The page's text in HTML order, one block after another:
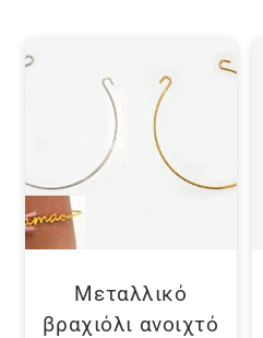
Μεταλλικό
βραχιόλι ανοιχτό